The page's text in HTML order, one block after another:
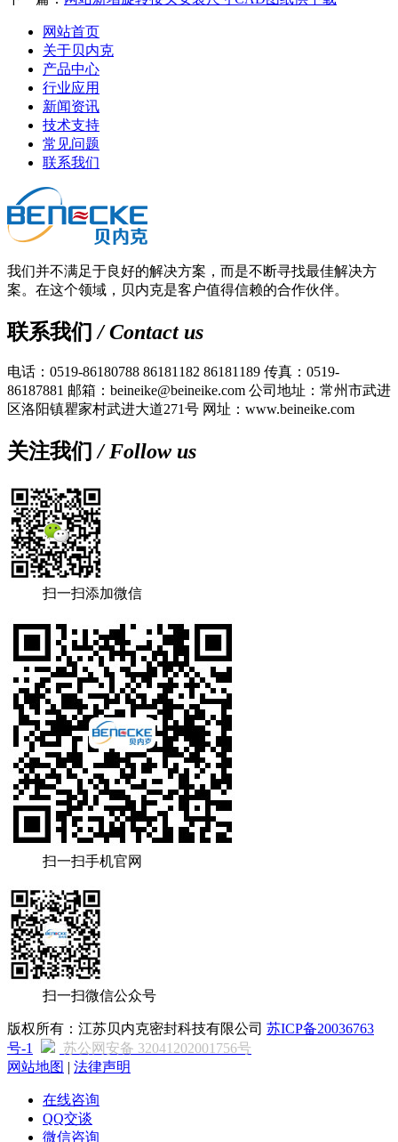
网站首页
关于贝内克
产品中心
行业应用
新闻资讯
技术支持
常见问题
联系我们
我们并不满足于良好的解决方案，而是不断寻找最佳解决方
案。在这个领域，贝内克是客户值得信赖的合作伙伴。
联系我们 / Contact us
电话：0519-86180788 86181182 86181189 传真：0519-
86187881 邮箱：beineike@beineike.com 公司地址：常州市武进
区洛阳镇瞿家村武进大道271号 网址：www.beineike.com
关注我们 / Follow us
扫一扫添加微信
扫一扫手机官网
扫一扫微信公众号
版权所有：江苏贝内克密封科技有限公司 苏ICP备20036763
号-1
苏公网安备 32041202001756号
网站地图 | 法律声明
在线咨询
QQ交谈
微信咨询